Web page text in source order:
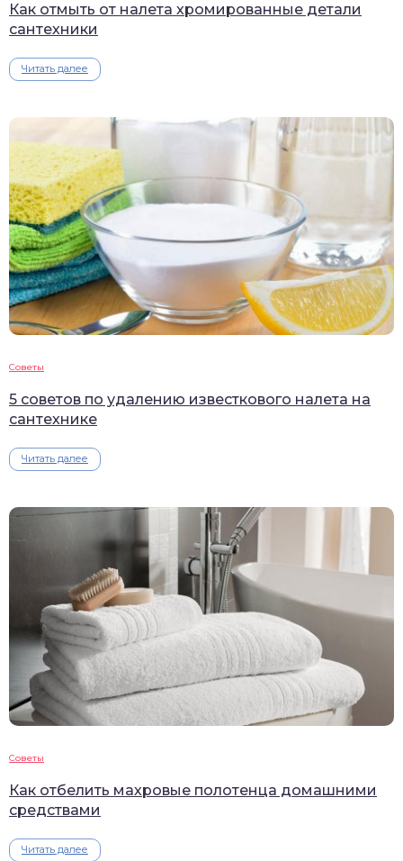
Как отмыть от налета хромированные детали
сантехники
Читать далее
Советы
5 советов по удалению известкового налета на
сантехнике
Читать далее
Советы
Как отбелить махровые полотенца домашними
средствами
Читать далее